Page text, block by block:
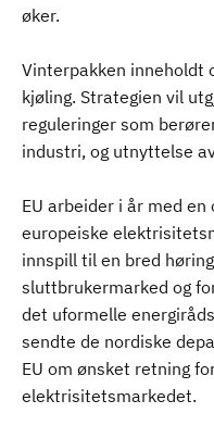
øker.
Vinterpakken inneholdt
kjøling. Strategien vil
reguleringer som
industri, og utnyttelse
EU arbeider i år med
europeiske
innspill til en bred
sluttbrukermarked og
det uformelle
sendte de nordiske
EU om ønsket retning
elektrisitetsmarkedet.